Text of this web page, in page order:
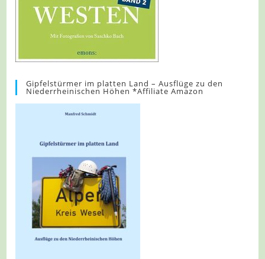
Gipfelstürmer im platten Land – Ausflüge zu den
Niederrheinischen Höhen *Affiliate Amazon